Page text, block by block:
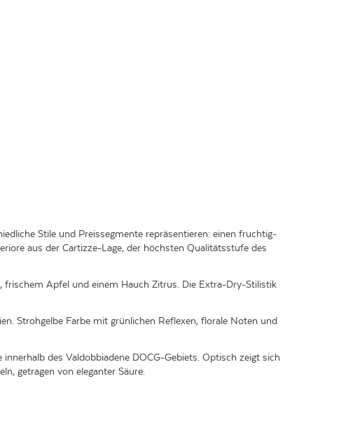
Stile und Preissegmente repräsentieren: einen fruchtig-
aus der Cartizze-Lage, der höchsten Qualitätsstufe des
Apfel und einem Hauch Zitrus. Die Extra-Dry-Stilistik
Strohgelbe Farbe mit grünlichen Reflexen, florale Noten und
des Valdobbiadene DOCG-Gebiets. Optisch zeigt sich
getragen von eleganter Säure.